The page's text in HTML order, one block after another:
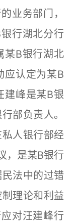
业务部门，
行湖北分行
某B银行湖北
应认定为某B
建峰是某B银
部负责人。
人银行部经
，是某B银行
法中的过错
理论和利益
对汪建峰行